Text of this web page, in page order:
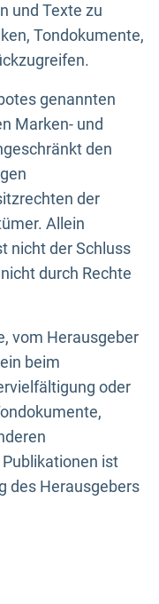
und Texte zu
Tondokumente,
genannten
Marken- und
den
der
Allein
nicht der Schluss
durch Rechte
vom Herausgeber
beim
oder
ist
des Herausgebers